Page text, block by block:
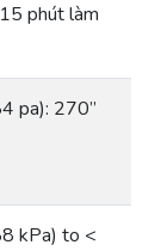
phút làm
pa): 270”
kPa) to <